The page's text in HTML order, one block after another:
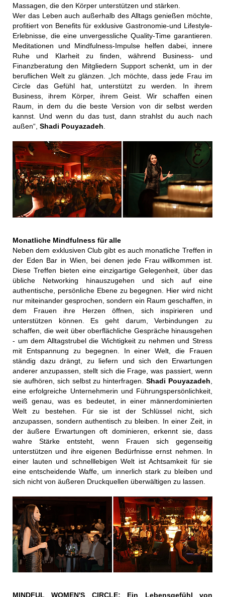
Massagen, die den Körper unterstützen und stärken.
Wer das Leben auch außerhalb des Alltags genießen möchte,
profitiert von Benefits für exklusive Gastronomie-und Lifestyle-
Erlebnisse, die eine unvergessliche Quality-Time garantieren.
Meditationen und Mindfulness-Impulse helfen dabei, innere
Ruhe und Klarheit zu finden, während Business- und
Finanzberatung den Mitgliedern Support schenkt, um in der
beruflichen Welt zu glänzen. „Ich möchte, dass jede Frau im
Circle das Gefühl hat, unterstützt zu werden. In ihrem
Business, ihrem Körper, ihrem Geist. Wir schaffen einen
Raum, in dem du die beste Version von dir selbst werden
kannst. Und wenn du das tust, dann strahlst du auch nach
außen“, Shadi Pouyazadeh
Monatliche Mindfulness für alle
Neben dem exklusiven Club gibt es auch monatliche Treffen in
der Eden Bar in Wien, bei denen jede Frau willkommen ist.
Diese Treffen bieten eine einzigartige Gelegenheit, über das
übliche Networking hinauszugehen und sich auf eine
authentische, persönliche Ebene zu begegnen. Hier wird nicht
nur miteinander gesprochen, sondern ein Raum geschaffen, in
dem Frauen ihre Herzen öffnen, sich inspirieren und
unterstützen können. Es geht darum, Verbindungen zu
schaffen, die weit über oberflächliche Gespräche hinausgehen
- um dem Alltagstrubel die Wichtigkeit zu nehmen und Stress
mit Entspannung zu begegnen. In einer Welt, die Frauen
ständig dazu drängt, zu liefern und sich den Erwartungen
anderer anzupassen, stellt sich die Frage, was passiert, wenn
sie aufhören, sich selbst zu hinterfragen.Shadi Pouyazadeh,
eine erfolgreiche Unternehmerin und Führungspersönlichkeit,
weiß genau, was es bedeutet, in einer männerdominierten
Welt zu bestehen. Für sie ist der Schlüssel nicht, sich
anzupassen, sondern authentisch zu bleiben. In einer Zeit, in
der äußere Erwartungen oft dominieren, erkennt sie, dass
wahre Stärke entsteht, wenn Frauen sich gegenseitig
unterstützen und ihre eigenen Bedürfnisse ernst nehmen. In
einer lauten und schnelllebigen Welt ist Achtsamkeit für sie
eine entscheidende Waffe, um innerlich stark zu bleiben und
sich nicht von äußeren Druckquellen überwältigen zu lassen.
MINDFUL WOMEN'S CIRCLE: Ein Lebensgefühl von